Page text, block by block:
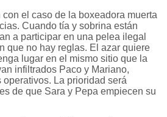
el caso de la boxeadora muerta
Cuando tía y sobrina están
a participar en una pelea ilegal
que no hay reglas. El azar quiere
lugar en el mismo sitio que la
infiltrados Paco y Mariano,
La prioridad será
de que Sara y Pepa empiecen su